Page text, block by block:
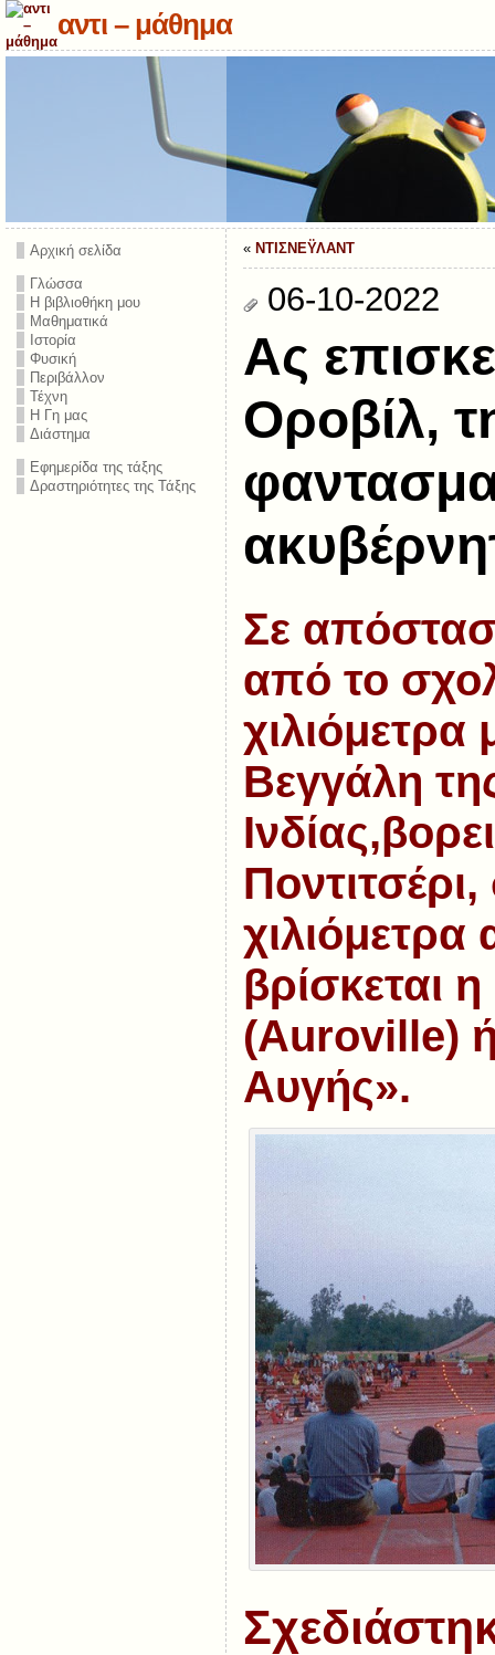
αντι – μάθημα
Αρχική σελίδα
Γλώσσα
Η βιβλιοθήκη μου
Μαθηματικά
Ιστορία
Φυσική
Περιβάλλον
Τέχνη
Η Γη μας
Διάστημα
Εφημερίδα της τάξης
Δραστηριότητες της Τάξης
« ΝΤΙΣΝΕΫΛΑΝΤ
06-10-2022
Ας
Οροβίλ,
Σε
από το
Βεγγάλη
βρίσκεται
(Auroville)
Αυγής».